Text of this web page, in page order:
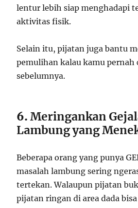
lentur lebih siap menghadapi
aktivitas fisik.
Selain itu, pijatan juga bantu
pemulihan kalau kamu pernah
sebelumnya.
6.Meringankan
Lambung yang
Beberapa orang yang punya
masalah lambung sering
tertekan. Walaupun pijatan
pijatan ringan di area dada